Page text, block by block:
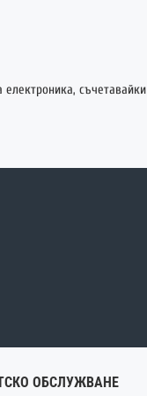
съчетавайки
ОБСЛУЖВАНЕ